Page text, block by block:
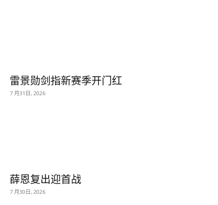
雷景勋剑指新赛季开门红
7 月31日, 2026
薛恩复出迎首战
7 月30日, 2026